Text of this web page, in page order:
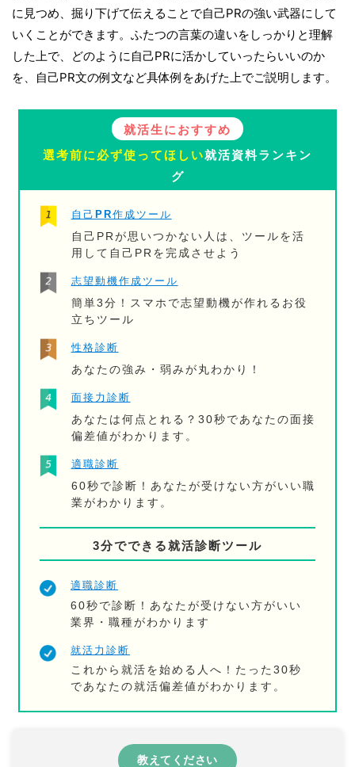
に見つめ、掘り下げて伝えることで自己PRの強い武器にして
いくことができます。ふたつの言葉の違いをしっかりと理解
した上で、どのように自己PRに活かしていったらいいのか
を、自己PR文の例文など具体例をあげた上でご説明します。
就活生におすすめ
選考前に必ず使ってほしい就活資料ランキン
グ
自己PR作成ツール
自己PRが思いつかない人は、ツールを活
用して自己PRを完成させよう
志望動機作成ツール
簡単3分！スマホで志望動機が作れるお役
立ちツール
性格診断
あなたの強み・弱みが丸わかり！
面接力診断
あなたは何点とれる？30秒であなたの面接
偏差値がわかります。
適職診断
60秒で診断！あなたが受けない方がいい職
業がわかります。
3分でできる就活診断ツール
適職診断
60秒で診断！あなたが受けない方がいい
業界・職種がわかります
就活力診断
これから就活を始める人へ！たった30秒
であなたの就活偏差値がわかります。